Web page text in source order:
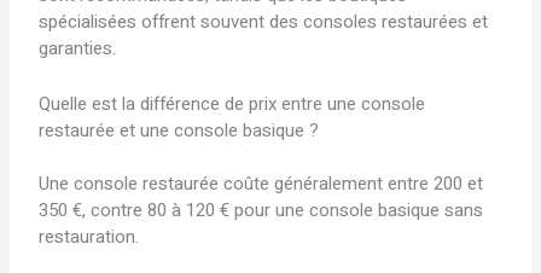
spécialisées offrent souvent des consoles restaurées et
garanties.
Quelle est la différence de prix entre une console
restaurée et une console basique ?
Une console restaurée coûte généralement entre 200 et
350 €, contre 80 à 120 € pour une console basique sans
restauration.